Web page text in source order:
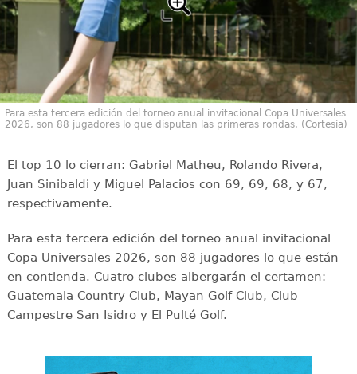
Para esta tercera edición del torneo anual invitacional Copa Universales
2026, son 88 jugadores lo que disputan las primeras rondas. (Cortesía)
El top 10 lo cierran: Gabriel Matheu, Rolando Rivera,
Juan Sinibaldi y Miguel Palacios con 69, 69, 68, y 67,
respectivamente.
Para esta tercera edición del torneo anual invitacional
Copa Universales 2026, son 88 jugadores lo que están
en contienda. Cuatro clubes albergarán el certamen:
Guatemala Country Club, Mayan Golf Club, Club
Campestre San Isidro y El Pulté Golf.